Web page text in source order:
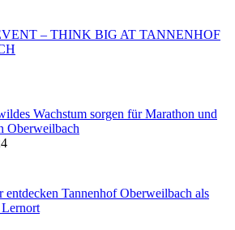
– THINK BIG AT TANNENHOF
Wachstum sorgen für Marathon und
Oberweilbach
entdecken Tannenhof Oberweilbach als
Lernort